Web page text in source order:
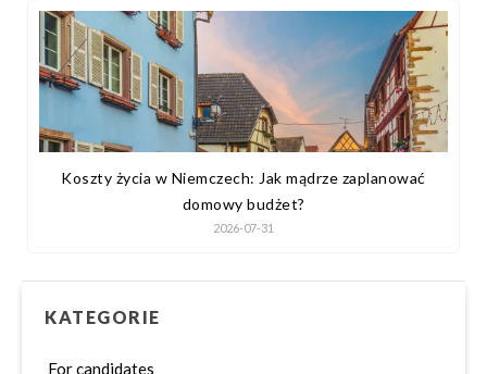
Koszty życia w Niemczech: Jak mądrze zaplanować
domowy budżet?
2026-07-31
KATEGORIE
For candidates